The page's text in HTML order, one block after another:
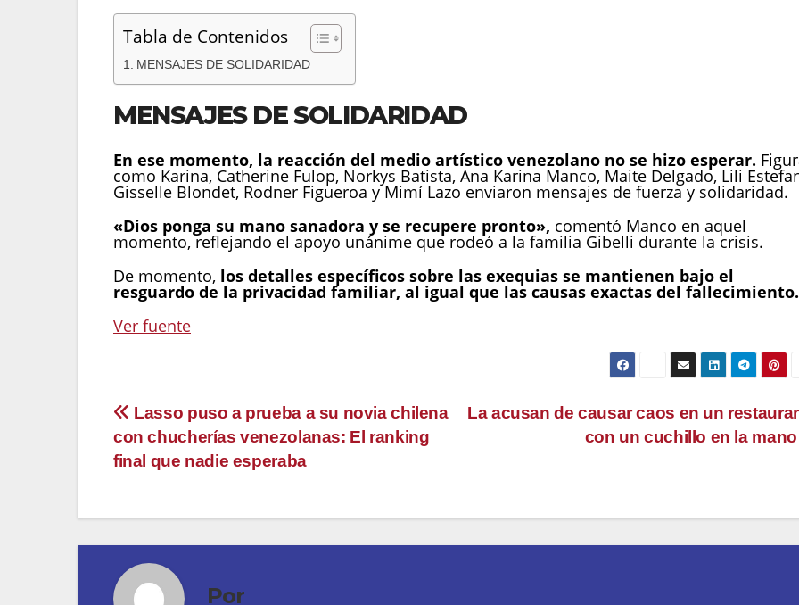
Tabla de Contenidos
MENSAJES DE SOLIDARIDAD
MENSAJES DE SOLIDARIDAD
En ese momento, la reacción del medio artístico venezolano no se hizo esperar.
como Karina, Catherine Fulop, Norkys Batista, Ana Karina Manco, Maite Delgado, Lili
Gisselle Blondet, Rodner Figueroa y Mimí Lazo enviaron mensajes de fuerza y solidaridad.
«Dios ponga su mano sanadora y se recupere pronto», comentó Manco en aquel
momento, reflejando el apoyo unánime que rodeó a la familia Gibelli durante la crisis.
De momento, los detalles específicos sobre las exequias se mantienen bajo el
resguardo de la privacidad familiar, al igual que las causas exactas del fallecimiento.
Ver fuente
Navegación
de
La acusan de causar caos en un
con un cuchillo en la mano
Lasso puso a prueba a su novia chilena
con chucherías venezolanas: El ranking
final que nadie esperaba
Por